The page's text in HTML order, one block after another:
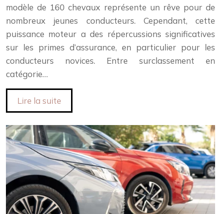
modèle de 160 chevaux représente un rêve pour de
nombreux jeunes conducteurs. Cependant, cette
puissance moteur a des répercussions significatives
sur les primes d’assurance, en particulier pour les
conducteurs novices. Entre surclassement en
catégorie…
Lire la suite